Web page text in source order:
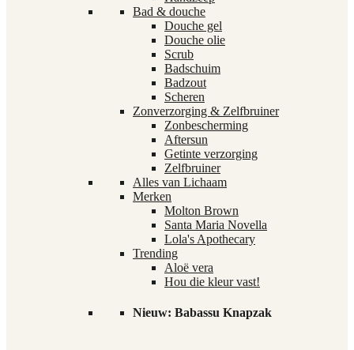
Bad & douche
Douche gel
Douche olie
Scrub
Badschuim
Badzout
Scheren
Zonverzorging & Zelfbruiner
Zonbescherming
Aftersun
Getinte verzorging
Zelfbruiner
Alles van Lichaam
Merken
Molton Brown
Santa Maria Novella
Lola's Apothecary
Trending
Aloë vera
Hou die kleur vast!
Nieuw: Babassu Knapzak